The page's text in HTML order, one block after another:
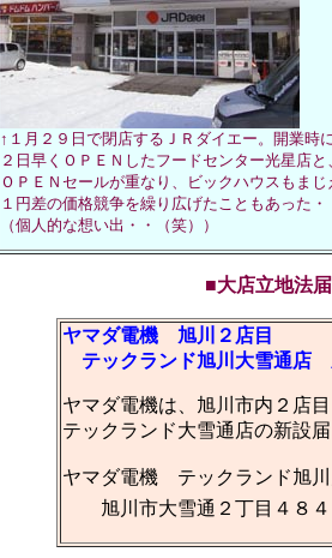
↑１月２９日で閉店するＪＲダイエー。開業時
２日早くＯＰＥＮしたフードセンター光星店と
ＯＰＥＮセールが重なり、ビックハウスもまじ
１円差の価格競争を繰り広げたこともあった・
（個人的な想い出・・（笑））
■大店立地法
ヤマダ電機 旭川２店目
テックランド旭川大雪通店
ヤマダ電機は、旭川市内２店
テックランド大雪通店の新設
ヤマダ電機 テックランド旭
旭川市大雪通２丁目４８４